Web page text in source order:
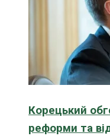
Корецький
реформи та